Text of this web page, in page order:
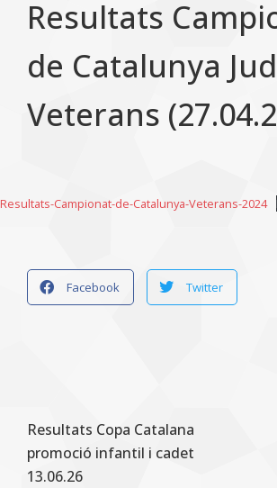
Resultats
de Catalunya
Veterans
Resultats-Campionat-de-Catalunya-Veterans-2024
Facebook Twitter
Resultats Copa Catalana
promoció infantil i cadet
13.06.26